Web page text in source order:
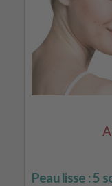
Peau lisse : 5